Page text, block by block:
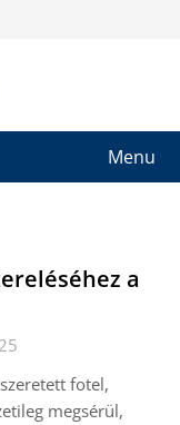
Menu
a
fotel,
megsérül,